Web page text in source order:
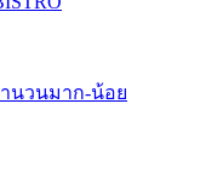
นวนมาก-น้อย